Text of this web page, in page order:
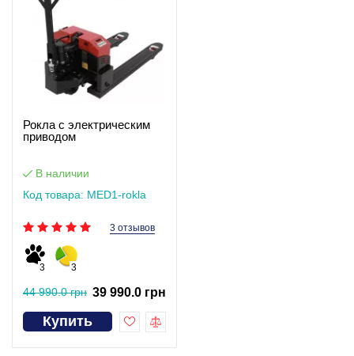
Рокла с электрическим
приводом
В наличии
Код товара: MED1-rokla
3 отзывов
3 3
44 990.0 грн 39 990.0 грн
Купить